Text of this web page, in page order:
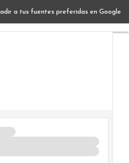
a tus fuentes preferidas en Google
es, cuál es su objetivo y